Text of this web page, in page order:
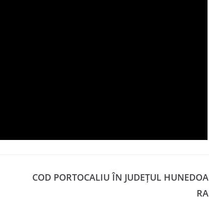
COD PORTOCALIU ÎN JUDEȚUL HUNEDOA
RA